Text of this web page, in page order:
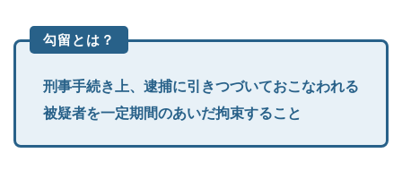
勾留とは？
刑事手続き上、逮捕に引きつづいておこなわれる
被疑者を一定期間のあいだ拘束すること